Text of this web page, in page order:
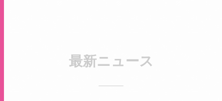
最新ニュース